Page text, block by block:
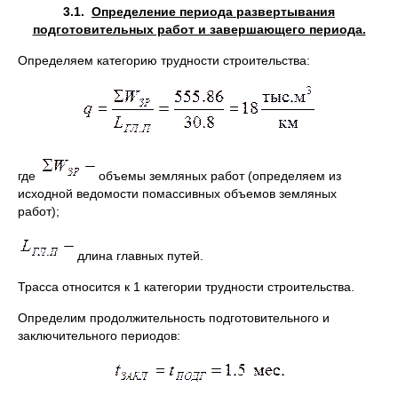
3.1. Определение периода развертывания
подготовительных работ и завершающего периода.
Определяем категорию трудности строительства:
где
объемы земляных работ (определяем из
исходной ведомости помассивных объемов земляных
работ);
длина главных путей.
Трасса относится к 1 категории трудности строительства.
Определим продолжительность подготовительного и
заключительного периодов: